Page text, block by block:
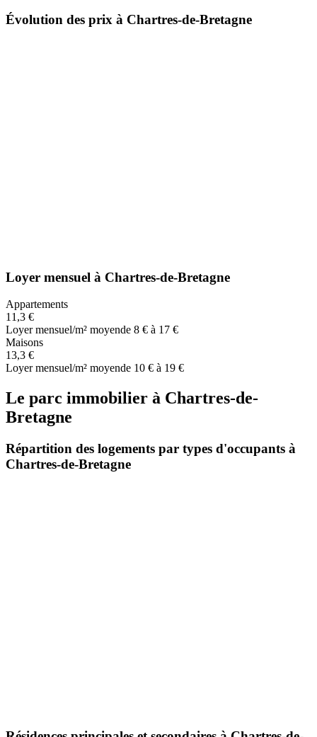
Évolution des prix à Chartres-de-Bretagne
Loyer mensuel à Chartres-de-Bretagne
Appartements
11,3 €
Loyer mensuel/m² moyende 8 € à 17 €
Maisons
13,3 €
Loyer mensuel/m² moyende 10 € à 19 €
Le parc immobilier à Chartres-de-
Bretagne
Répartition des logements par types d'occupants à
Chartres-de-Bretagne